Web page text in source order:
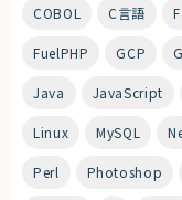
COBOL C言語
FuelPHP GCP
Java JavaScript
Linux MySQL
Perl Photoshop